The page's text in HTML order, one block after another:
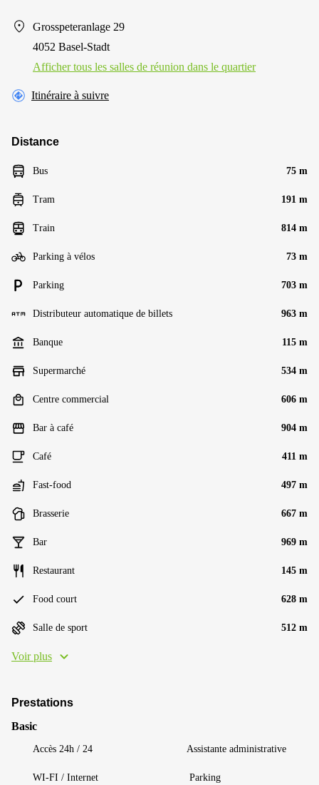
Grosspeteranlage 29
4052 Basel-Stadt
Afficher tous les salles de réunion dans le quartier
Itinéraire à suivre
Distance
Bus 75 m
Tram 191 m
Train 814 m
Parking à vélos 73 m
Parking 703 m
Distributeur automatique de billets 963 m
Banque 115 m
Supermarché 534 m
Centre commercial 606 m
Bar à café 904 m
Café 411 m
Fast-food 497 m
Brasserie 667 m
Bar 969 m
Restaurant 145 m
Food court 628 m
Salle de sport 512 m
Voir plus
Prestations
Basic
Accès 24h / 24 Assistante administrative
WI-FI / Internet Parking